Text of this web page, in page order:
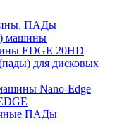
ПАДы
машины
EDGE 20HD
для дисковых
Nano-Edge
ПАДы